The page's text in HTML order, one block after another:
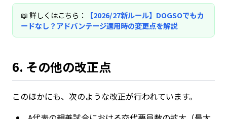
📖 詳しくはこちら：
【2026/27新ルール】DOGSOでもカ
ードなし？アドバンテージ適用時の変更点を解説
6. その他の改正点
このほかにも、次のような改正が行われています。